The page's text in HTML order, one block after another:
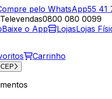
pelo WhatsApp55 41
Televendas0800 080 0099
Baixe o App LojasLojas
Carrinho